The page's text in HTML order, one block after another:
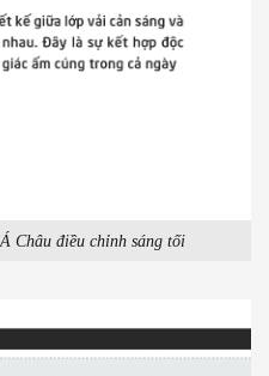
Châu điều chỉnh sáng tối